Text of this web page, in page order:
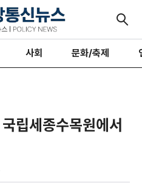
사회 문화/축제
립세종수목원에서